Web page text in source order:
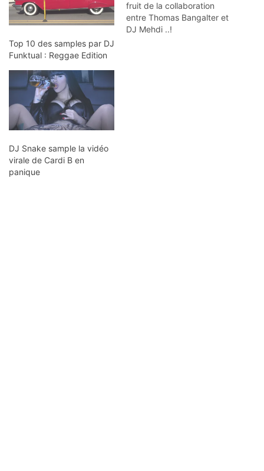
Top 10 des samples par DJ
Funktual : Reggae Edition
fruit de la collaboration
entre Thomas Bangalter et
DJ Mehdi ..!
DJ Snake sample la vidéo
virale de Cardi B en
panique